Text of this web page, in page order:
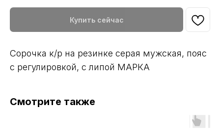
Купить сейчас
Сорочка к/р на резинке серая мужская, пояс
с регулировкой, с липой МАРКА
Смотрите также